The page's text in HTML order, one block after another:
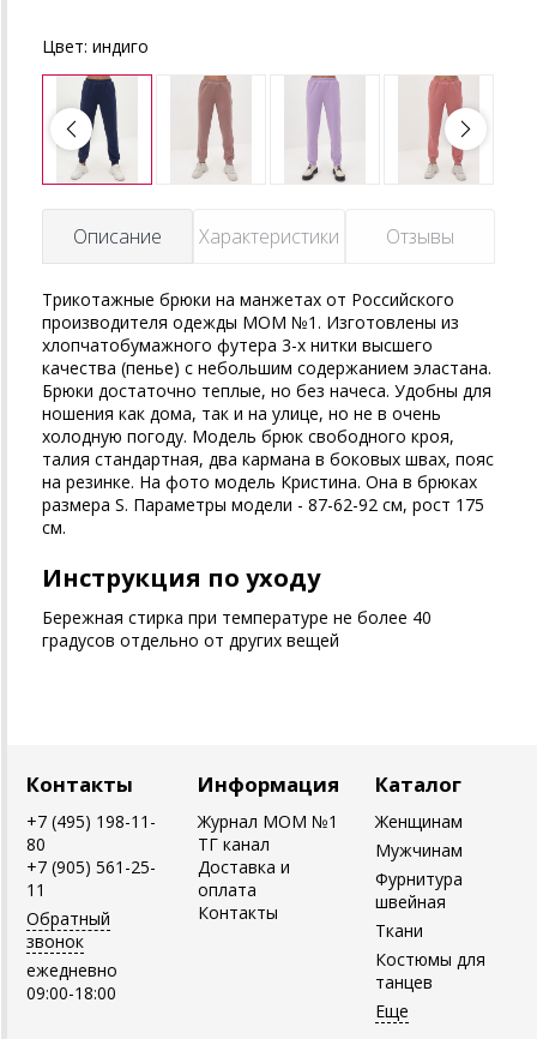
Цвет: индиго
Описание Характеристики Отзывы
Трикотажные брюки на манжетах от Российского
производителя одежды MOM №1. Изготовлены из
хлопчатобумажного футера 3-х нитки высшего
качества (пенье) с небольшим содержанием эластана.
Брюки достаточно теплые, но без начеса. Удобны для
ношения как дома, так и на улице, но не в очень
холодную погоду. Модель брюк свободного кроя,
талия стандартная, два кармана в боковых швах, пояс
на резинке. На фото модель Кристина. Она в брюках
размера S. Параметры модели - 87-62-92 см, рост 175
см.
Инструкция по уходу
Бережная стирка при температуре не более 40
градусов отдельно от других вещей
Контакты
+7 (495) 198-11-
80
+7 (905) 561-25-
11
Обратный
звонок
ежедневно
09:00-18:00
Информация
Журнал MOM №1
ТГ канал
Доставка и
оплата
Контакты
Каталог
Женщинам
Мужчинам
Фурнитура
швейная
Ткани
Костюмы для
танцев